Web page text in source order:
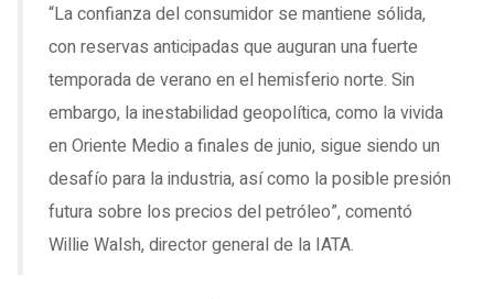
“La confianza del consumidor se mantiene sólida,
con reservas anticipadas que auguran una fuerte
temporada de verano en el hemisferio norte. Sin
embargo, la inestabilidad geopolítica, como la vivida
en Oriente Medio a finales de junio, sigue siendo un
desafío para la industria, así como la posible presión
futura sobre los precios del petróleo”, comentó
Willie Walsh, director general de la IATA.